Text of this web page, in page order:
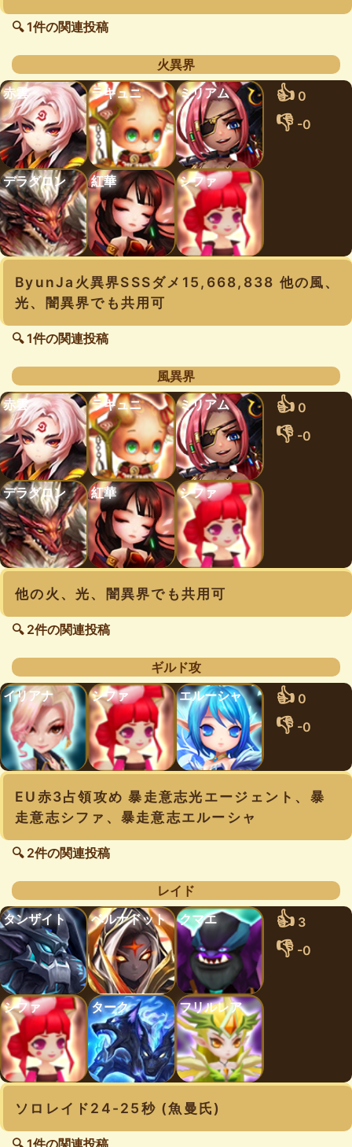
🔍 1件の関連投稿
火異界
赤雲
ラキュニ ミリアム 👍 0
👎 -0
デラグロン 紅華 シファ
ByunJa火異界SSSダメ15,668,838 他の風、
光、闇異界でも共用可
🔍 1件の関連投稿
風異界
赤雲
ラキュニ ミリアム 👍 0
👎 -0
デラグロン 紅華 シファ
他の火、光、闇異界でも共用可
🔍 2件の関連投稿
ギルド攻
イリアナ
シファ エルーシャ 👍 0
👎 -0
EU赤3占領攻め 暴走意志光エージェント、暴
走意志シファ、暴走意志エルーシャ
🔍 2件の関連投稿
レイド
タンザイト
ベルナドット クマエ 👍 3
👎 -0
シファ ターク フリルレア
ソロレイド24-25秒 (魚曼氏)
🔍 1件の関連投稿